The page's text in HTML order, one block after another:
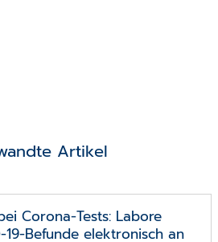
Artikel
Corona-Tests: Labore
Befunde elektronisch an